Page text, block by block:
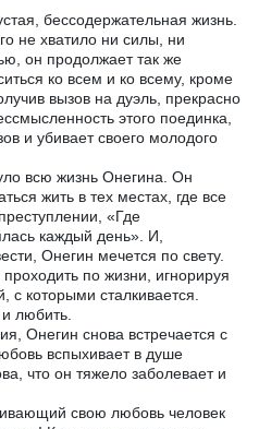
бессодержательная жизнь.
не хватило ни силы, ни
он продолжает так же
ко всем и ко всему, кроме
вызов на дуэль, прекрасно
этого поединка,
и убивает своего молодого
всю жизнь Онегина. Он
жить в тех местах, где все
«Где
каждый день». И,
Онегин мечется по свету.
по жизни, игнорируя
с которыми сталкивается.
любить.
Онегин снова встречается с
вспыхивает в душе
что он тяжело заболевает и
свою любовь человек